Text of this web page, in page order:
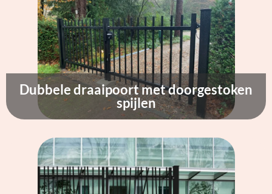
Dubbele draaipoort met doorgestoken
spijlen